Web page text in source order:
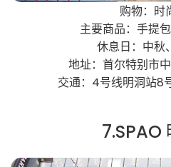
购物：时
主要商品：手提
休息日：中秋
地址：首尔特别市
交通：4号线明洞站8
7.SPAO